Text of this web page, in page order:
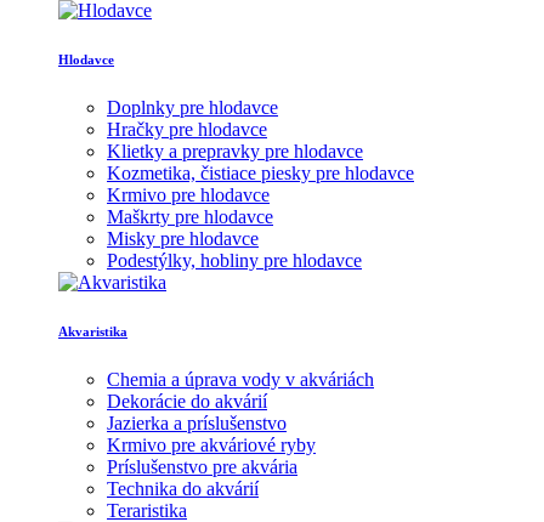
Hlodavce
Doplnky pre hlodavce
Hračky pre hlodavce
Klietky a prepravky pre hlodavce
Kozmetika, čistiace piesky pre hlodavce
Krmivo pre hlodavce
Maškrty pre hlodavce
Misky pre hlodavce
Podestýlky, hobliny pre hlodavce
Akvaristika
Chemia a úprava vody v akváriách
Dekorácie do akvárií
Jazierka a príslušenstvo
Krmivo pre akváriové ryby
Príslušenstvo pre akvária
Technika do akvárií
Teraristika